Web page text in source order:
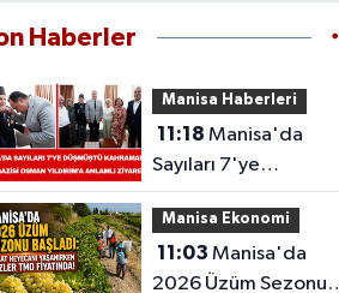
Haberler
Manisa Haberleri
11:18 Manisa'da
Sayıları 7'ye
Düşmüştü: Kahraman
Kore Gazisi Osman
Yıldırım'a Anlamlı
Ziyaret
Manisa Ekonomi
11:03 Manisa'da
2026 Üzüm Sezonu